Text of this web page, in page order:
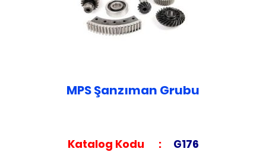
MPS Şanzıman Grubu
Katalog Kodu : G176